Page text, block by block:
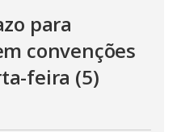
para
convenções
feira (5)